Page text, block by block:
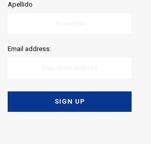
Apellido
Email address: